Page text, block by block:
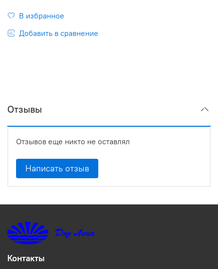
В избранное
Добавить в сравнение
Отзывы
Отзывов еще никто не оставлял
Написать отзыв
Контакты